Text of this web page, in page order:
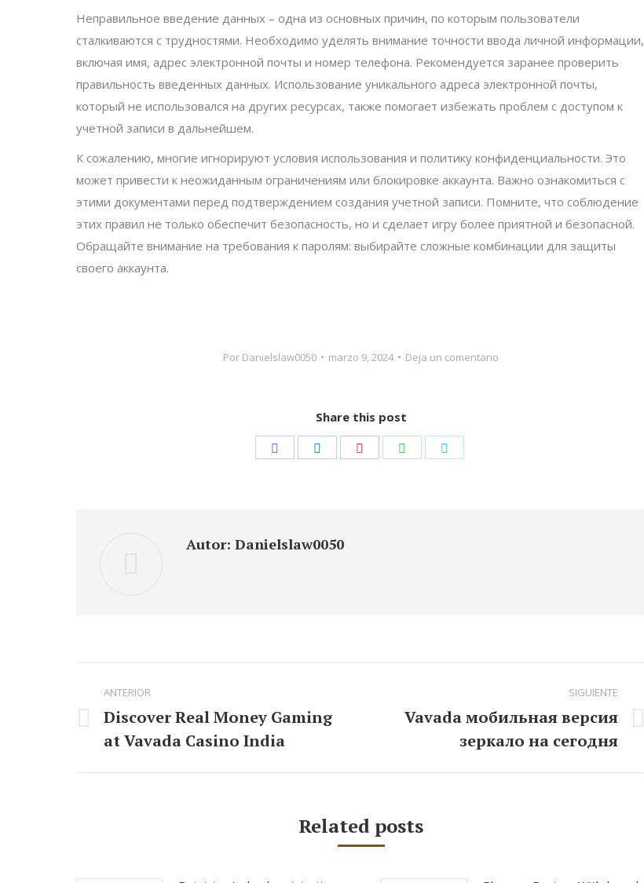
Неправильное введение данных – одна из основных причин, по которым пользователи
сталкиваются с трудностями. Необходимо уделять внимание точности ввода личной информации,
включая имя, адрес электронной почты и номер телефона. Рекомендуется заранее проверить
правильность введенных данных. Использование уникального адреса электронной почты,
который не использовался на других ресурсах, также помогает избежать проблем с доступом к
учетной записи в дальнейшем.
К сожалению, многие игнорируют условия использования и политику конфиденциальности. Это
может привести к неожиданным ограничениям или блокировке аккаунта. Важно ознакомиться с
этими документами перед подтверждением создания учетной записи. Помните, что соблюдение
этих правил не только обеспечит безопасность, но и сделает игру более приятной и безопасной.
Обращайте внимание на требования к паролям: выбирайте сложные комбинации для защиты
своего аккаунта.
Por Danielslaw0050 marzo 9, 2024 Deja un comentario
Share this post
Autor: Danielslaw0050
entre
publicaciones
ANTERIOR
Publicación
anterior:
Discover Real Money Gaming
at Vavada Casino India
SIGUIENTE
Publicación
Vavada мобильная версия
зеркало на сегодня
Related posts